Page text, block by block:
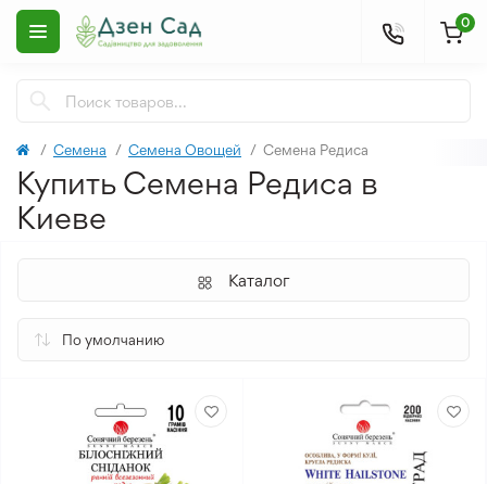
0
Семена Семена Овощей Семена Редиса
Купить Семена Редиса в
Киеве
Каталог